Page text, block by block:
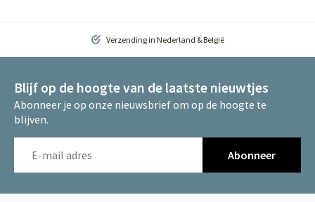
Verzending in Nederland & België
Blijf op de hoogte van de laatste nieuwtjes
Abonneer je op onze nieuwsbrief om op de hoogte te
blijven.
Abonneer